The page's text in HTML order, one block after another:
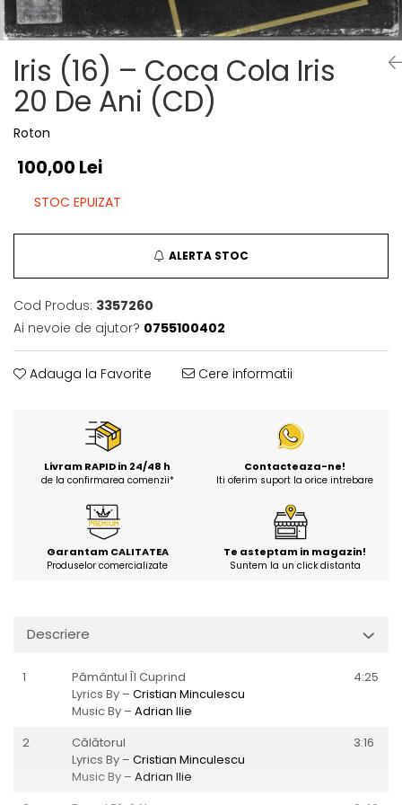
Viniluri Românești
Colecția Electrecord
Iris (16) – Coca Cola Iris
20 De Ani (CD)
Roton
100,00 Lei
STOC EPUIZAT
ALERTA STOC
Cod Produs: 3357260
Ai nevoie de ajutor? 0755100402
Adauga la Favorite Cere informatii
Livram RAPID in 24/48 h
de la confirmarea comenzii*
Contacteaza-ne!
Iti oferim suport la orice intrebare
Garantam CALITATEA
Produselor comercializate
Te asteptam in magazin!
Suntem la un click distanta
Descriere
1
Pământul Îl Cuprind
Lyrics By – Cristian Minculescu
Music By – Adrian Ilie
4:25
2
Călătorul
Lyrics By – Cristian Minculescu
Music By – Adrian Ilie
3:16